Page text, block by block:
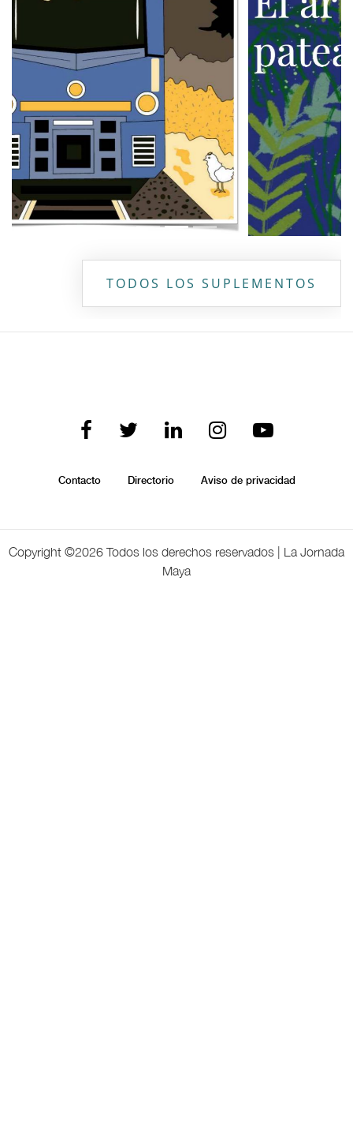
TODOS LOS SUPLEMENTOS
Contacto Directorio Aviso de privacidad
Copyright ©2026 Todos los derechos reservados | La Jornada
Maya